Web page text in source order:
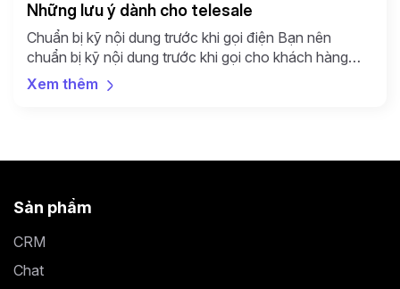
Những lưu ý dành cho telesale
Chuẩn bị kỹ nội dung trước khi gọi điện Bạn nên
chuẩn bị kỹ nội dung trước khi gọi cho khách hàng
bằng cách liệt kê danh sách những thông tin mà bạn
muốn truyền tải tới họ qua cuộc trò chuyện. Danh
Xem thêm
Sản phẩm
CRM
Chat